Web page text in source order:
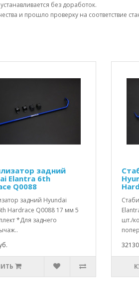
без доработок.
и прошло проверку на соответствие
задний
Elantra 6th
Q0088
задний Hyundai
Hardrace Q0088 17 мм 5
*Для заднего
шт./